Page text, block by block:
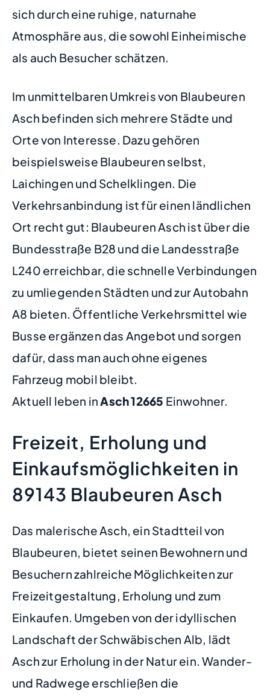
sich durch eine ruhige, naturnahe
Atmosphäre aus, die sowohl Einheimische
als auch Besucher schätzen.
Im unmittelbaren Umkreis von Blaubeuren
Asch befinden sich mehrere Städte und
Orte von Interesse. Dazu gehören
beispielsweise Blaubeuren selbst,
Laichingen und Schelklingen. Die
Verkehrsanbindung ist für einen ländlichen
Ort recht gut: Blaubeuren Asch ist über die
Bundesstraße B28 und die Landesstraße
L240 erreichbar, die schnelle Verbindungen
zu umliegenden Städten und zur Autobahn
A8 bieten. Öffentliche Verkehrsmittel wie
Busse ergänzen das Angebot und sorgen
dafür, dass man auch ohne eigenes
Fahrzeug mobil bleibt.
Aktuell leben inAsch12665 Einwohner.
Freizeit, Erholung und
Einkaufsmöglichkeiten in
89143 Blaubeuren Asch
Das malerische Asch, ein Stadtteil von
Blaubeuren, bietet seinen Bewohnern und
Besuchern zahlreiche Möglichkeiten zur
Freizeitgestaltung, Erholung und zum
Einkaufen. Umgeben von der idyllischen
Landschaft der Schwäbischen Alb, lädt
Asch zur Erholung in der Natur ein. Wander-
und Radwege erschließen die